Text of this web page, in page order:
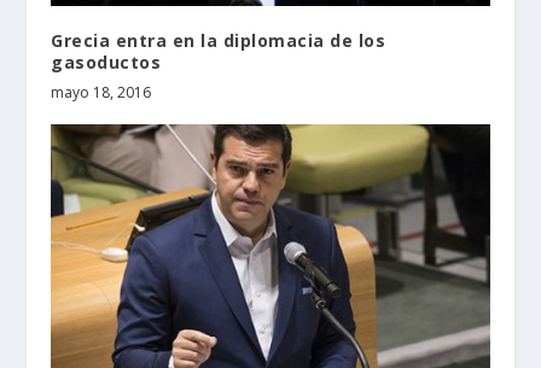
Grecia entra en la diplomacia de los
gasoductos
mayo 18, 2016